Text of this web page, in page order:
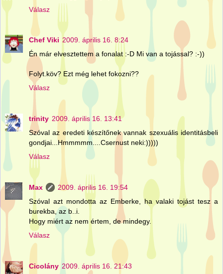
Válasz
Chef Viki 2009. április 16. 8:24
Én már elvesztettem a fonalat :-D Mi van a tojással? :-))
Folyt.köv? Ezt még lehet fokozni??
Válasz
trinity 2009. április 16. 13:41
Szóval az eredeti készítőnek vannak szexuális identitásbeli
gondjai...Hmmmmm....Csernust neki:)))))
Válasz
Max
2009. április 16. 19:54
Szóval azt mondotta az Emberke, ha valaki tojást tesz a
burekba, az b..i.
Hogy miért az nem értem, de mindegy.
Válasz
Cicolány 2009. április 16. 21:43